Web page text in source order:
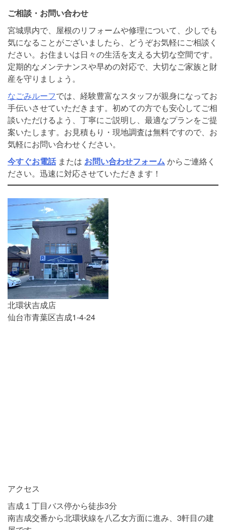
ご相談・お問い合わせ
宮城県内で、屋根のリフォームや修理について、少しでも
気になることがございましたら、どうぞお気軽にご相談く
ださい。お住まいは日々の生活を支える大切な空間です。
定期的なメンテナンスや早めの対応で、大切なご家族と財
産を守りましょう。
なごみルーフでは、経験豊富なスタッフが親身になってお
手伝いさせていただきます。初めての方でも安心してご相
談いただけるよう、丁寧にご説明し、最適なプランをご提
案いたします。お見積もり・現地調査は無料ですので、お
気軽にお問い合わせください。
今すぐお電話または お問い合わせフォームからご連絡く
ださい。迅速に対応させていただきます！
北環状吉成店
仙台市青葉区吉成1-4-24
アクセス
吉成１丁目バス停から徒歩3分
南吉成交番から北環状線を八乙女方面に進み、3軒目の建